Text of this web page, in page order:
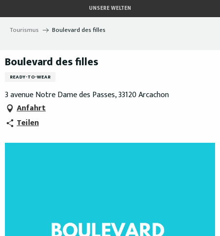
au
contenu
UNSERE WELTEN
Tourismus Boulevard des filles
Boulevard des filles
READY-TO-WEAR
3 avenue Notre Dame des Passes, 33120 Arcachon
Anfahrt
Teilen